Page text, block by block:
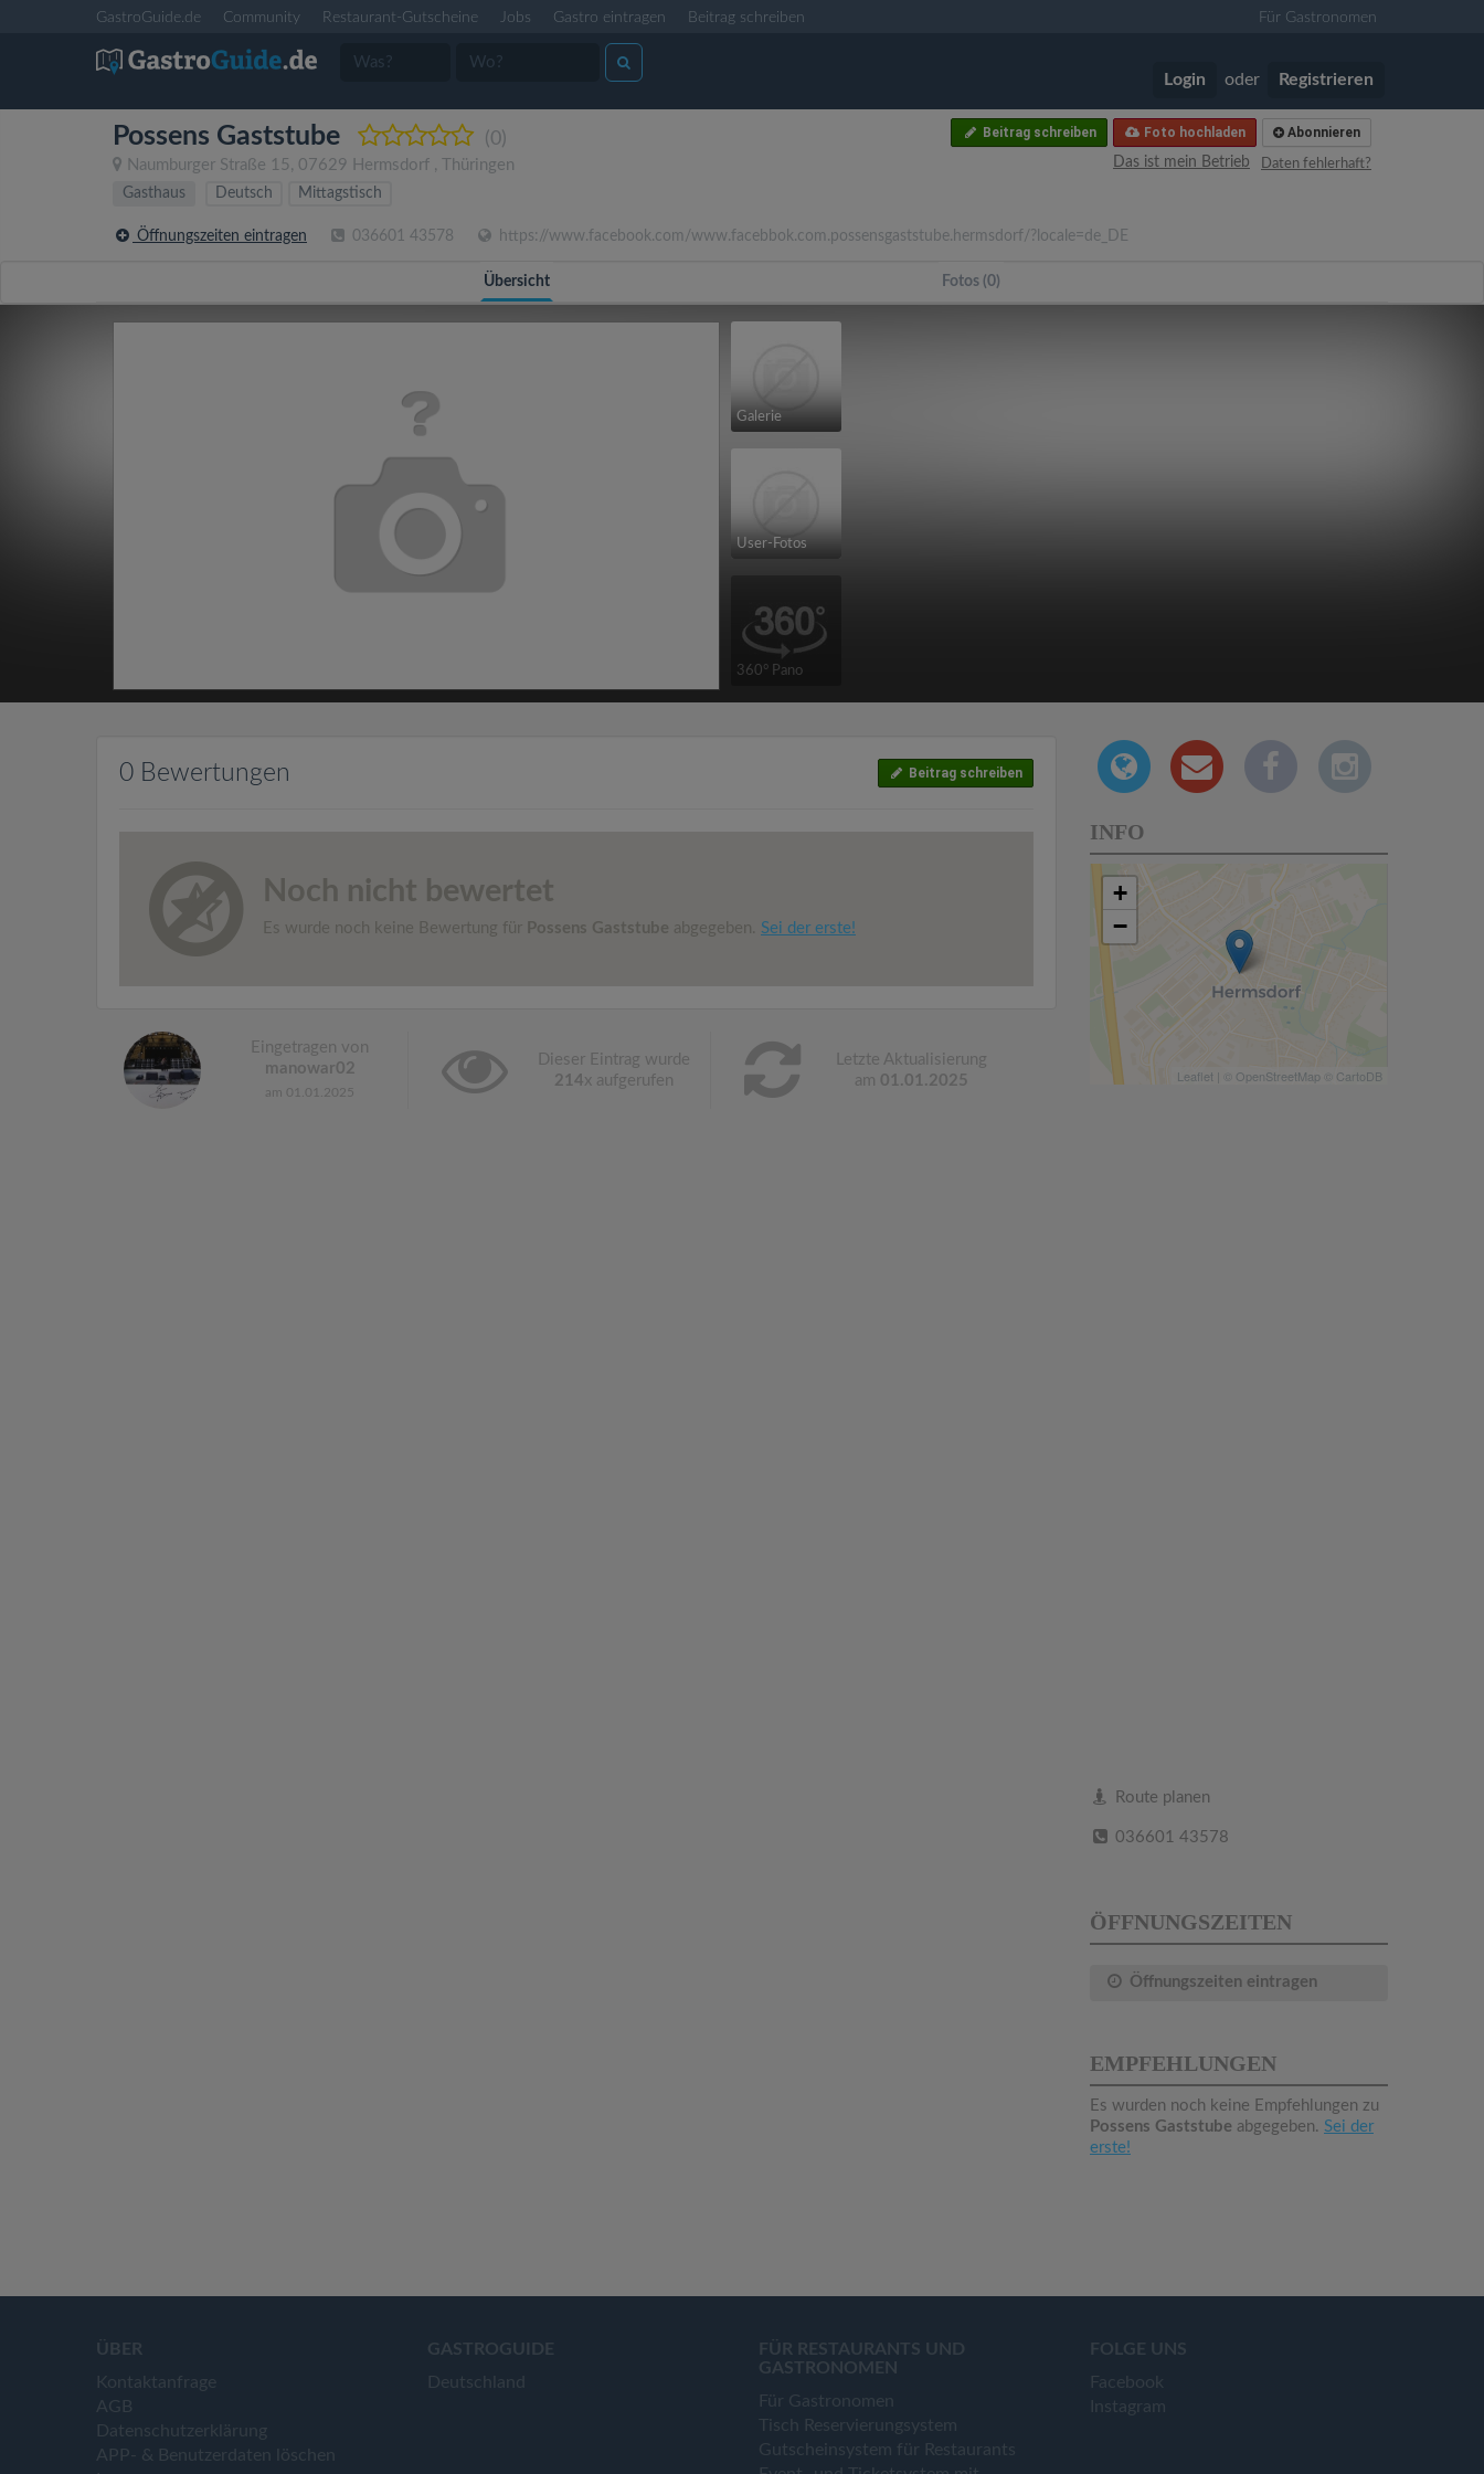
GastroGuide.de Community Restaurant-Gutscheine Jobs Gastro eintragen Beitrag schreiben Für Gastronomen
Login oder Registrieren
Possens Gaststube (0)
Naumburger Straße 15 , 07629 Hermsdorf , Thüringen
Abonnieren
Foto hochladen
Beitrag schreiben
Daten fehlerhaft?
Das ist mein Betrieb
Gasthaus
Deutsch Mittagstisch
Öffnungszeiten eintragen 036601 43578 https://www.facebook.com/www.facebbok.com.possensgaststube.hermsdorf/?locale=de_DE
Übersicht Fotos (0)
Galerie
User-Fotos
360° Pano
0 Bewertungen Beitrag schreiben
Noch nicht bewertet
Es wurde noch keine Bewertung für Possens Gaststube abgegeben. Sei der erste!
Eingetragen von
manowar02
am 01.01.2025
Dieser Eintrag wurde
214x aufgerufen
Letzte Aktualisierung
am 01.01.2025
INFO
+
−
Leaflet | © OpenStreetMap © CartoDB
Route planen
036601 43578
ÖFFNUNGSZEITEN
Öffnungszeiten eintragen
EMPFEHLUNGEN
Es wurden noch keine Empfehlungen zu
Possens Gaststube abgegeben. Sei der
erste!
ÜBER
Kontaktanfrage
AGB
Datenschutzerklärung
APP- & Benutzerdaten löschen
GASTROGUIDE
Deutschland
FÜR RESTAURANTS UND
GASTRONOMEN
Für Gastronomen
Tisch Reservierungsystem
Gutscheinsystem für Restaurants
FOLGE UNS
Facebook
Instagram